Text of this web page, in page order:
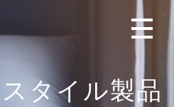
タイル製品